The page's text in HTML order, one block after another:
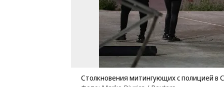
Столкновения митингующих с полицией в